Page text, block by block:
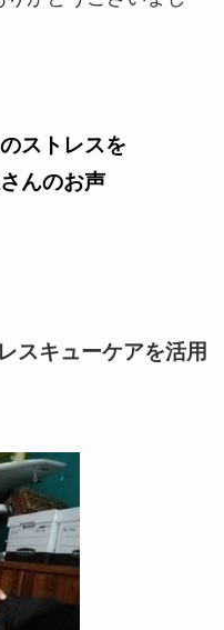
ストレスを
んのお声
スキューケアを活用